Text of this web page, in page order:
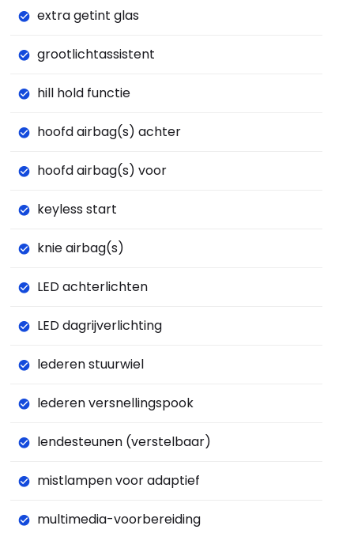
extra getint glas
grootlichtassistent
hill hold functie
hoofd airbag(s) achter
hoofd airbag(s) voor
keyless start
knie airbag(s)
LED achterlichten
LED dagrijverlichting
lederen stuurwiel
lederen versnellingspook
lendesteunen (verstelbaar)
mistlampen voor adaptief
multimedia-voorbereiding